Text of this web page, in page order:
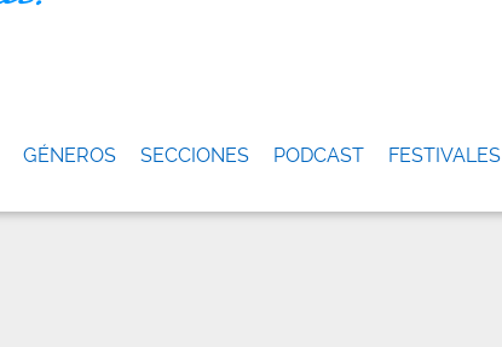
GÉNEROS SECCIONES PODCAST FESTIVALES